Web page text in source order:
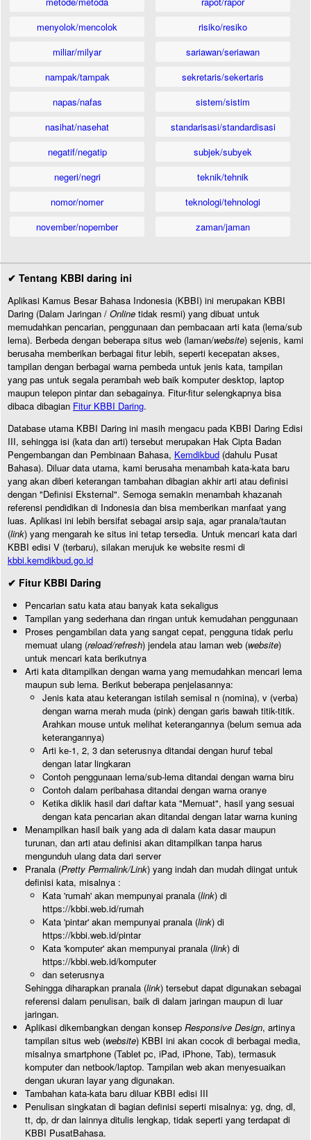
menyolok/mencolok
miliar/milyar
nampak/tampak
napas/nafas
nasihat/nasehat
negatif/negatip
negeri/negri
nomor/nomer
november/nopember
risiko/resiko
sariawan/seriawan
sekretaris/sekertaris
sistem/sistim
standarisasi/standardisasi
subjek/subyek
teknik/tehnik
teknologi/tehnologi
zaman/jaman
✔ Tentang KBBI daring ini
Aplikasi Kamus Besar Bahasa Indonesia (KBBI) ini merupakan KBBI
Daring (Dalam Jaringan / Online tidak resmi) yang dibuat untuk
memudahkan pencarian, penggunaan dan pembacaan arti kata (lema/sub
lema). Berbeda dengan beberapa situs web (laman/website) sejenis, kami
berusaha memberikan berbagai fitur lebih, seperti kecepatan akses,
tampilan dengan berbagai warna pembeda untuk jenis kata, tampilan
yang pas untuk segala perambah web baik komputer desktop, laptop
maupun telepon pintar dan sebagainya. Fitur-fitur selengkapnya bisa
dibaca dibagian Fitur KBBI Daring.
Database utama KBBI Daring ini masih mengacu pada KBBI Daring Edisi
III, sehingga isi (kata dan arti) tersebut merupakan Hak Cipta Badan
Pengembangan dan Pembinaan Bahasa, Kemdikbud (dahulu Pusat
Bahasa). Diluar data utama, kami berusaha menambah kata-kata baru
yang akan diberi keterangan tambahan dibagian akhir arti atau definisi
dengan "Definisi Eksternal". Semoga semakin menambah khazanah
referensi pendidikan di Indonesia dan bisa memberikan manfaat yang
luas. Aplikasi ini lebih bersifat sebagai arsip saja, agar pranala/tautan
(link) yang mengarah ke situs ini tetap tersedia. Untuk mencari kata dari
KBBI edisi V (terbaru), silakan merujuk ke website resmi di
kbbi.kemdikbud.go.id
✔ Fitur KBBI Daring
Pencarian satu kata atau banyak kata sekaligus
Tampilan yang sederhana dan ringan untuk kemudahan penggunaan
Proses pengambilan data yang sangat cepat, pengguna tidak perlu
memuat ulang (reload/refresh) jendela atau laman web (website)
untuk mencari kata berikutnya
Arti kata ditampilkan dengan warna yang memudahkan mencari lema
maupun sub lema. Berikut beberapa penjelasannya:
Jenis kata atau keterangan istilah semisal n (nomina), v (verba)
dengan warna merah muda (pink) dengan garis bawah titik-titik.
Arahkan mouse untuk melihat keterangannya (belum semua ada
keterangannya)
Arti ke-1, 2, 3 dan seterusnya ditandai dengan huruf tebal
dengan latar lingkaran
Contoh penggunaan lema/sub-lema ditandai dengan warna biru
Contoh dalam peribahasa ditandai dengan warna oranye
Ketika diklik hasil dari daftar kata "Memuat", hasil yang sesuai
dengan kata pencarian akan ditandai dengan latar warna kuning
Menampilkan hasil baik yang ada di dalam kata dasar maupun
turunan, dan arti atau definisi akan ditampilkan tanpa harus
mengunduh ulang data dari server
Pranala (Pretty Permalink/Link) yang indah dan mudah diingat untuk
definisi kata, misalnya :
Kata 'rumah' akan mempunyai pranala (link) di
https://kbbi.web.id/rumah
Kata 'pintar' akan mempunyai pranala (link) di
https://kbbi.web.id/pintar
Kata 'komputer' akan mempunyai pranala (link) di
https://kbbi.web.id/komputer
dan seterusnya
Sehingga diharapkan pranala (link) tersebut dapat digunakan sebagai
referensi dalam penulisan, baik di dalam jaringan maupun di luar
jaringan.
Aplikasi dikembangkan dengan konsep Responsive Design, artinya
tampilan situs web (website) KBBI ini akan cocok di berbagai media,
misalnya smartphone (Tablet pc, iPad, iPhone, Tab), termasuk
komputer dan netbook/laptop. Tampilan web akan menyesuaikan
dengan ukuran layar yang digunakan.
Tambahan kata-kata baru diluar KBBI edisi III
Penulisan singkatan di bagian definisi seperti misalnya: yg, dng, dl,
tt, dp, dr dan lainnya ditulis lengkap, tidak seperti yang terdapat di
KBBI PusatBahasa.